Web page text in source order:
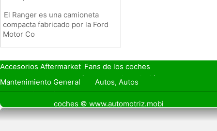
El Ranger es una camioneta
compacta fabricado por la Ford
Motor Co
Accesorios Aftermarket Fans de los coches
Seguro de Coche
Préstamos y Financiación
Mantenimiento General
Autos, Autos
Seguridad Vial
Combustibles
Vender Mi Cochecoches © www.automotriz.mobi